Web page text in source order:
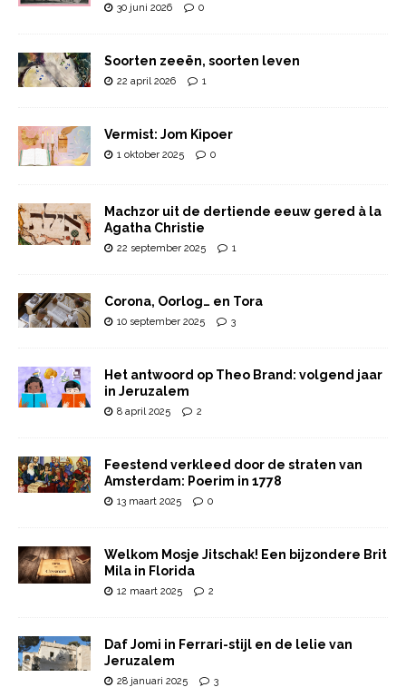
30 juni 2026 0
Soorten zeeën, soorten leven
22 april 2026 1
Vermist: Jom Kipoer
1 oktober 2025 0
Machzor uit de dertiende eeuw gered à la
Agatha Christie
22 september 2025 1
Corona, Oorlog… en Tora
10 september 2025 3
Het antwoord op Theo Brand: volgend jaar
in Jeruzalem
8 april 2025 2
Feestend verkleed door de straten van
Amsterdam: Poerim in 1778
13 maart 2025 0
Welkom Mosje Jitschak! Een bijzondere Brit
Mila in Florida
12 maart 2025 2
Daf Jomi in Ferrari-stijl en de lelie van
Jeruzalem
28 januari 2025 3